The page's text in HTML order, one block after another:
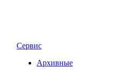
Сервис
Архивные